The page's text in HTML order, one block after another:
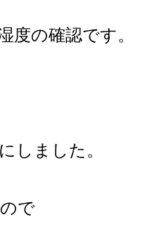
度の確認です。
しました。
で